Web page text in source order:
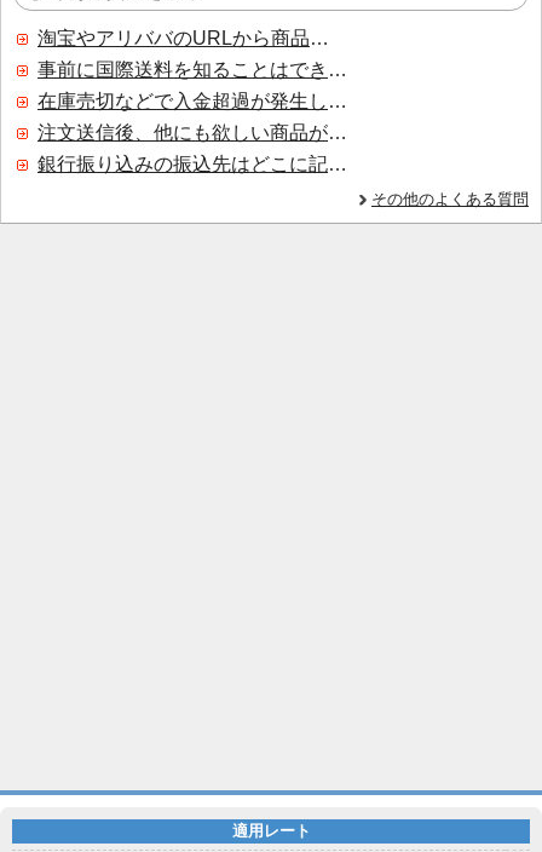
淘宝やアリババのURLから商品を探すことはできますか？
事前に国際送料を知ることはできますか？
在庫売切などで入金超過が発生した場合はいつ返金されますか？
注文送信後、他にも欲しい商品が見つかった場合、追加注文できますか？
銀行振り込みの振込先はどこに記載されていますか？
その他のよくある質問
適用レート